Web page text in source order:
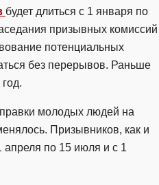
будет длиться с 1 января по
призывных комиссий
потенциальных
без перерывов. Раньше
молодых людей на
Призывников, как и
апреля по 15 июля и с 1